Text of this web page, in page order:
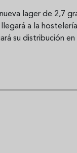
lager de 2,7
a la
su distribución